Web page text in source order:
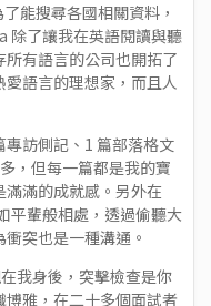
能搜尋各國相關資料，
除了讓我在英語閱讀與聽
有語言的公司也開拓了
語言的理想家，而且人
訪側記、1 篇部落格文
，但每一篇都是我的寶
滿滿的成就感。另外在
平輩般相處，透過偷聽大
突也是一種溝通。
我身後，突擊檢查是你
雅，在二十多個面試者